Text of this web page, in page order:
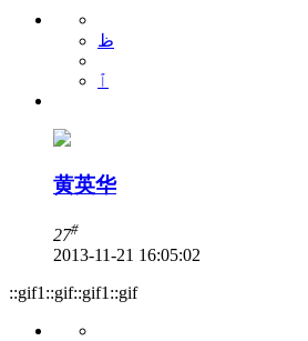
ظ
ٱ
黄英华
27#
2013-11-21 16:05:02
::gif1::gif::gif1::gif